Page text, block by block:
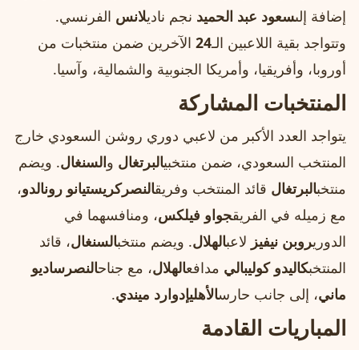
إضافة إلىسعود عبد الحميد نجم ناديلانس الفرنسي.
وتتواجد بقية اللاعبين الـ24 الآخرين ضمن منتخبات من
أوروبا، وأفريقيا، وأمريكا الجنوبية والشمالية، وآسيا.
المنتخبات المشاركة
يتواجد العدد الأكبر من لاعبي دوري روشن السعودي خارج
المنتخب السعودي، ضمن منتخبيالبرتغال والسنغال. ويضم
منتخبالبرتغال قائد المنتخب وفريقالنصركريستيانو رونالدو،
مع زميله في الفريقجواو فيلكس، ومنافسهما في
الدوريروبن نيفيز لاعبالهلال. ويضم منتخبالسنغال، قائد
المنتخبكاليدو كوليبالي مدافعالهلال، مع جناحالنصر ساديو
ماني، إلى جانب حارسالأهليإدوارد ميندي.
المباريات القادمة